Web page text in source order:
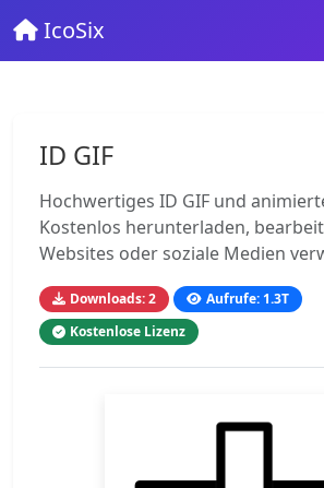
IcoSix
ID GIF
Hochwertiges ID GIF und
Kostenlos herunterladen,
Websites oder soziale Medien
Downloads: 2
Aufrufe: 1.3T
Kostenlose Lizenz